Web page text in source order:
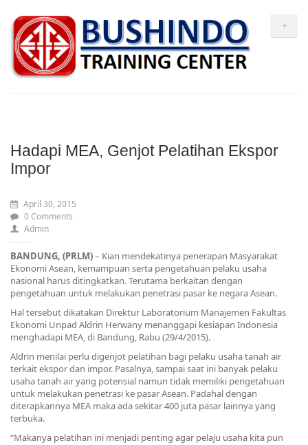
+
Hadapi MEA, Genjot Pelatihan Ekspor
Impor
April 30, 2015
0 Comments
Admin
BANDUNG, (PRLM)– Kian mendekatinya penerapan Masyarakat
Ekonomi Asean, kemampuan serta pengetahuan pelaku usaha
nasional harus ditingkatkan. Terutama berkaitan dengan
pengetahuan untuk melakukan penetrasi pasar ke negara Asean.
Hal tersebut dikatakan Direktur Laboratorium Manajemen Fakultas
Ekonomi Unpad Aldrin Herwany menanggapi kesiapan Indonesia
menghadapi MEA, di Bandung, Rabu (29/4/2015).
Aldrin menilai perlu digenjot pelatihan bagi pelaku usaha tanah air
terkait ekspor dan impor. Pasalnya, sampai saat ini banyak pelaku
usaha tanah air yang potensial namun tidak memiliki pengetahuan
untuk melakukan penetrasi ke pasar Asean. Padahal dengan
diterapkannya MEA maka ada sekitar 400 juta pasar lainnya yang
terbuka.
“Makanya pelatihan ini menjadi penting agar pelaju usaha kita pun